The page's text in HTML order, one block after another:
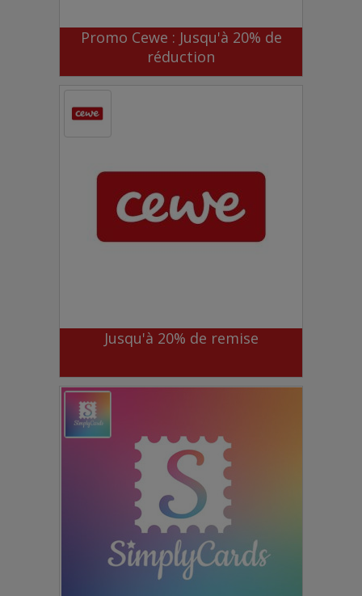
Promo Cewe : Jusqu'à 20% de
réduction
Jusqu'à 20% de remise